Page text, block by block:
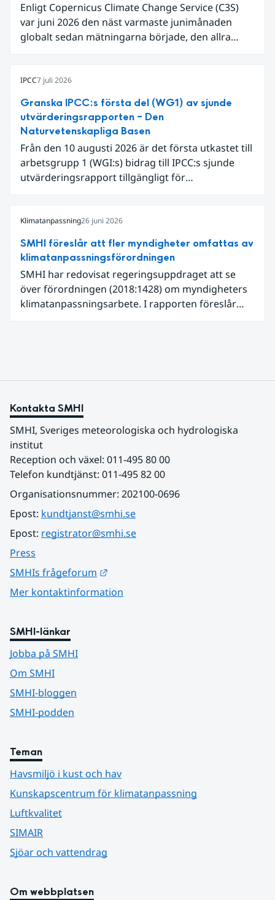
Enligt Copernicus Climate Change Service (C3S)
var juni 2026 den näst varmaste junimånaden
globalt sedan mätningarna började, den allra
begränsar oss till Västeuropa var det den allra
varmaste juni. Detta betingades till stor del av en
extrem hetta i slutet av månaden. Världshavens
ytvattentemperaturer var den högsta som
uppmätts för en juni månad, vilket ligger i fas med
en framväxande El Niño i Stilla havet.
IPCC7 juli 2026
Granska IPCC:s första del (WG1) av sjunde
utvärderingsrapporten – Den
Naturvetenskapliga Basen
Från den 10 augusti 2026 är det första utkastet till
arbetsgrupp 1 (WGI:s) bidrag till IPCC:s sjunde
utvärderingsrapport tillgängligt för
Klimatanpassning26 juni 2026
SMHI föreslår att fler myndigheter omfattas av
klimatanpassningsförordningen
SMHI har redovisat regeringsuppdraget att se
över förordningen (2018:1428) om myndigheters
klimatanpassningsarbete. I rapporten föreslår
Kontakta SMHI
SMHI, Sveriges meteorologiska och hydrologiska
institut
Reception och växel: 011-495 80 00
Telefon kundtjänst: 011-495 82 00
Organisationsnummer: 202100-0696
Epost: kundtjanst@smhi.se
Epost: registrator@smhi.se
Press
SMHIs frågeforum
Mer kontaktinformation
SMHI-länkar
Jobba på SMHI
Om SMHI
SMHI-bloggen
SMHI-podden
Teman
Havsmiljö i kust och hav
Kunskapscentrum för klimatanpassning
Luftkvalitet
SIMAIR
Sjöar och vattendrag
Om webbplatsen